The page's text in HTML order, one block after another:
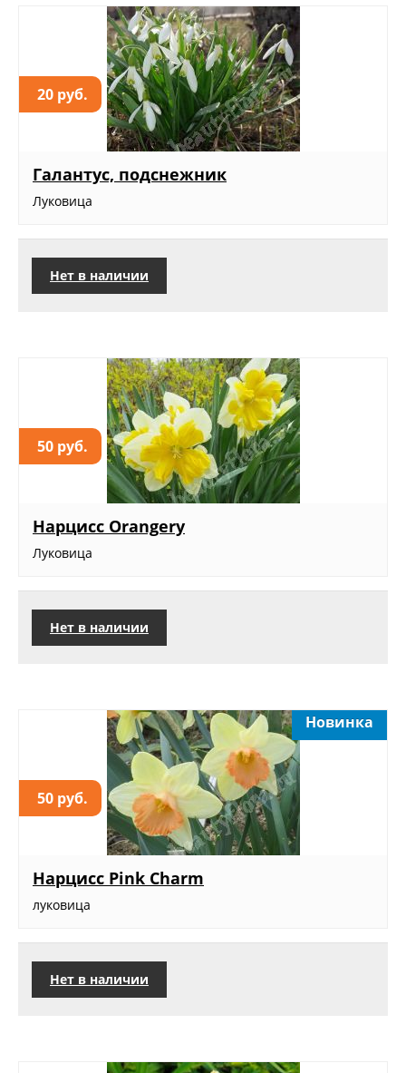
20 руб.
Галантус, подснежник
Луковица
Нет в наличии
50 руб.
Нарцисс Orangery
Луковица
Нет в наличии
50 руб.
Новинка
Нарцисс Pink Charm
луковица
Нет в наличии